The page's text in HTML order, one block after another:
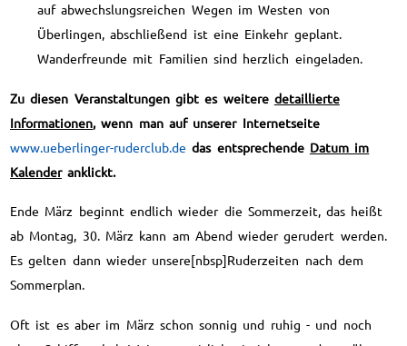
auf abwechslungsreichen Wegen im Westen von
Überlingen, abschließend ist eine Einkehr geplant.
Wanderfreunde mit Familien sind herzlich eingeladen.
Zu diesen Veranstaltungen gibt es weitere detaillierte
Informationen, wenn man auf unserer Internetseite
www.ueberlinger-ruderclub.de das entsprechende Datum im
Kalenderanklickt.
Ende März beginnt endlich wieder die Sommerzeit, das heißt
ab Montag, 30. März kann am Abend wieder gerudert werden.
Es gelten dann wieder unsere[nbsp]Ruderzeiten nach dem
Sommerplan.
Oft ist es aber im März schon sonnig und ruhig - und noch